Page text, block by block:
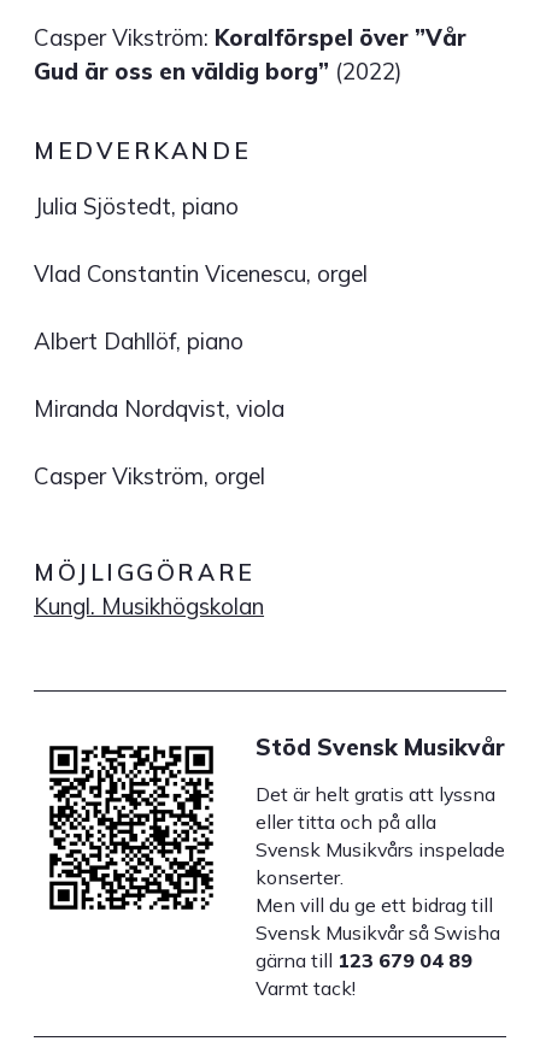
Casper Vikström: Koralförspel över ”Vår
Gud är oss en väldig borg” (2022)
MEDVERKANDE
Julia Sjöstedt, piano
Vlad Constantin Vicenescu, orgel
Albert Dahllöf, piano
Miranda Nordqvist, viola
Casper Vikström, orgel
MÖJLIGGÖRARE
Kungl. Musikhögskolan
Stöd Svensk Musikvår
Det är helt gratis att lyssna
eller titta och på alla
Svensk Musikvårs inspelade
konserter.
Men vill du ge ett bidrag till
Svensk Musikvår så Swisha
gärna till 123 679 04 89
Varmt tack!